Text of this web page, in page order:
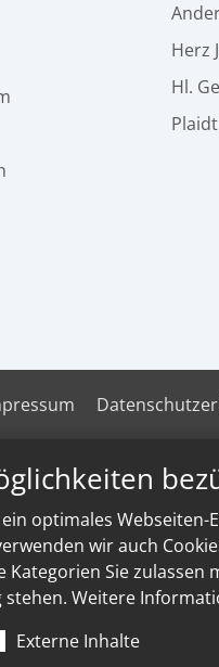
optimales
wir auch
Kategorien Sie
stehen. Weitere
Externe Inhalte
Herz
Hl.